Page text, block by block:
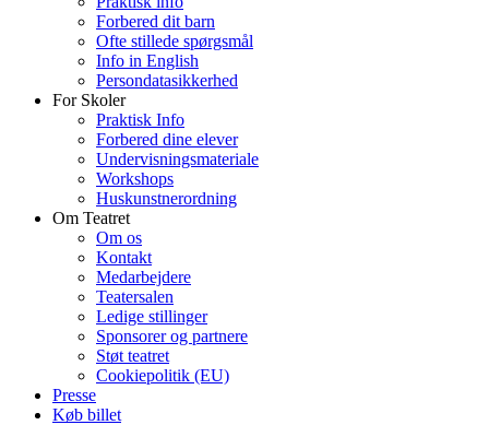
Forbered dit barn
Ofte stillede spørgsmål
Info in English
Persondatasikkerhed
For Skoler
Praktisk Info
Forbered dine elever
Undervisningsmateriale
Workshops
Huskunstnerordning
Om Teatret
Om os
Kontakt
Medarbejdere
Teatersalen
Ledige stillinger
Sponsorer og partnere
Støt teatret
Cookiepolitik (EU)
Presse
Køb billet